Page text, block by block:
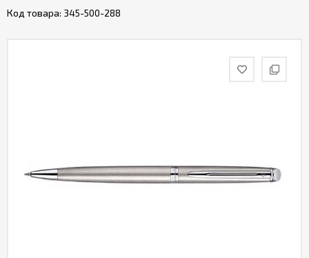
Код товара: 345-500-288